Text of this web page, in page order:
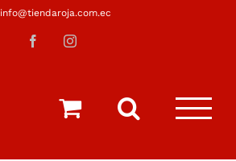
info@tiendaroja.com.ec
FacebookInstagram